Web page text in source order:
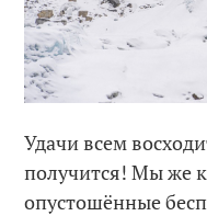
Удачи всем
получится! Мы же
опустошённые